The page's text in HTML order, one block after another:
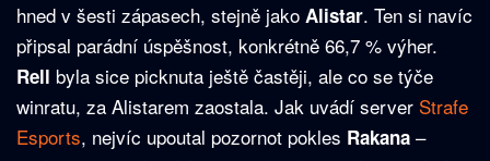
hned v šesti zápasech, stejně jako Alistar. Ten si navíc
připsal parádní úspěšnost, konkrétně 66,7 % výher.
Rell byla sice picknuta ještě častěji, ale co se týče
winratu, za Alistarem zaostala. Jak uvádí server Strafe
Esports, nejvíc upoutal pozornot pokles Rakana –